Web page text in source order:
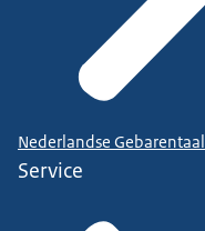
Nederlandse Gebarentaal
Service